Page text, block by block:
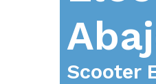
Scooter